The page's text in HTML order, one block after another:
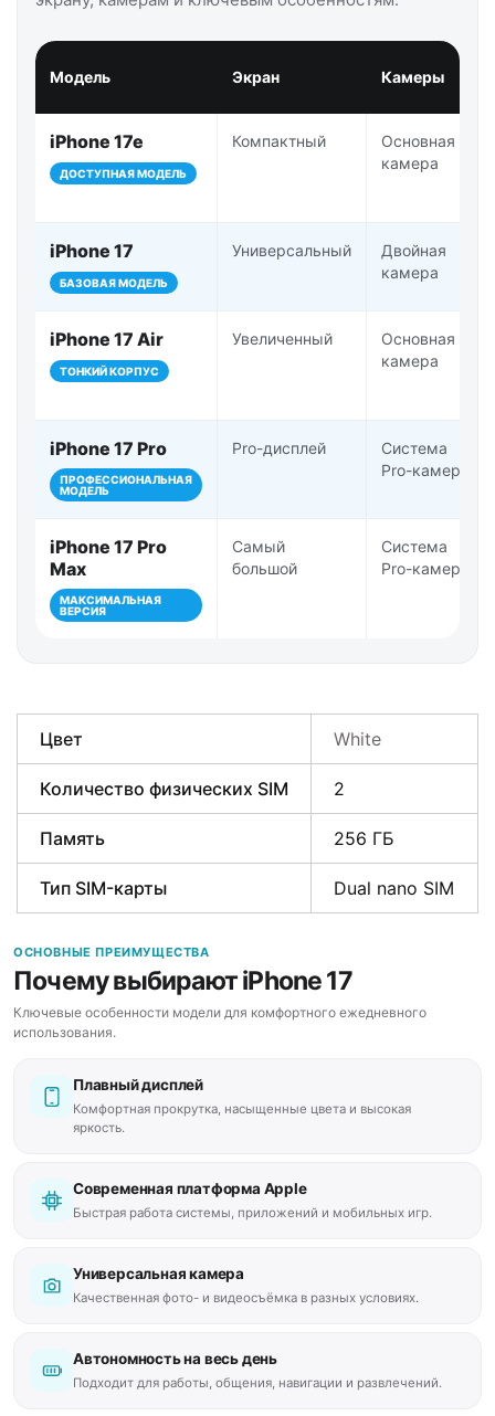
Модель Экран Камеры
iPhone 17e
ДОСТУПНАЯ МОДЕЛЬ
Компактный
Основная
камера
iPhone 17
БАЗОВАЯ МОДЕЛЬ
Универсальный
Двойная
камера
iPhone 17 Air
ТОНКИЙ КОРПУС
Увеличенный
Основная
камера
iPhone 17 Pro
ПРОФЕССИОНАЛЬНАЯ
МОДЕЛЬ
Pro-дисплей
Система
Pro-камер
iPhone 17 Pro
Max
МАКСИМАЛЬНАЯ
ВЕРСИЯ
Самый
большой
Система
Pro-камер
Цвет White
Количество физических SIM 2
Память 256 ГБ
Тип SIM-карты Dual nano SIM
ОСНОВНЫЕ ПРЕИМУЩЕСТВА
Почему выбирают iPhone 17
Ключевые особенности модели для комфортного ежедневного
использования.
Плавный дисплей
Комфортная прокрутка, насыщенные цвета и высокая
яркость.
Современная платформа Apple
Быстрая работа системы, приложений и мобильных игр.
Универсальная камера
Качественная фото- и видеосъёмка в разных условиях.
Автономность на весь день
Подходит для работы, общения, навигации и развлечений.